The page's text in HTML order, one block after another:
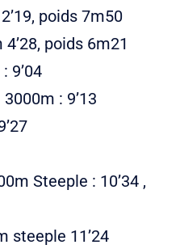
poids 7m50
poids 6m21
9’04
: 9’13
Steeple : 10’34 ,
steeple 11’24